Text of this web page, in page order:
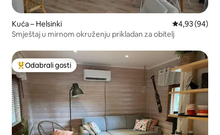
Kuća – Helsinki Prosječna
4,93 (94)
Smještaj u mirnom okruženju prikladan za obitelj
Među najviše rangiranima s oznakom „Odabrali gosti”
Odabrali gosti